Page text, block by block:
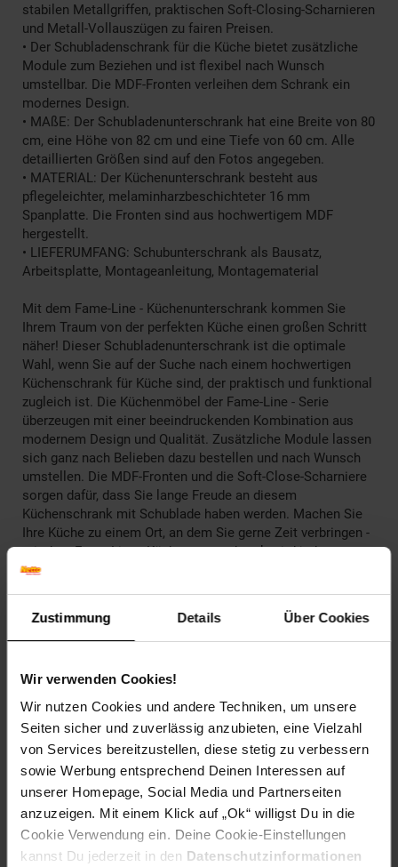
Zustimmung Details Über Cookies
Wir verwenden Cookies!
Wir nutzen Cookies und andere Techniken, um unsere
Seiten sicher und zuverlässig anzubieten, eine Vielzahl
von Services bereitzustellen, diese stetig zu verbessern
sowie Werbung entsprechend Deinen Interessen auf
unserer Homepage, Social Media und Partnerseiten
anzuzeigen. Mit einem Klick auf „Ok“ willigst Du in die
Cookie Verwendung ein. Deine Cookie-Einstellungen
kannst Du jederzeit in den Datenschutzinformationen
stabilen Metallgriffen, praktischen Soft-Closing-Scharnieren
und Metall-Vollauszügen zu fairen Preisen.
• Der Schubladenschrank für die Küche bietet zusätzliche
Module zum Beziehen und ist flexibel nach Wunsch
umstellbar. Die MDF-Fronten verleihen dem Schrank ein
modernes Design.
• MAßE: Der Schubladenunterschrank hat eine Breite von 80
cm, eine Höhe von 82 cm und eine Tiefe von 60 cm. Alle
detaillierten Größen sind auf den Fotos angegeben.
• MATERIAL: Der Küchenunterschrank besteht aus
pflegeleichter, melaminharzbeschichteter 16 mm
Spanplatte. Die Fronten sind aus hochwertigem MDF
hergestellt.
• LIEFERUMFANG: Schubunterschrank als Bausatz,
Arbeitsplatte, Montageanleitung, Montagematerial
Mit dem Fame-Line - Küchenunterschrank kommen Sie
Ihrem Traum von der perfekten Küche einen großen Schritt
näher! Dieser Schubladenunterschrank ist die optimale
Wahl, wenn Sie auf der Suche nach einem hochwertigen
Küchenschrank für Küche sind, der praktisch und funktional
zugleich ist. Die Küchenmöbel der Fame-Line - Serie
überzeugen mit einer beeindruckenden Kombination aus
modernem Design und Qualität. Zusätzliche Module lassen
sich ganz nach Belieben dazu bestellen und nach Wunsch
umstellen. Die MDF-Fronten und die Soft-Close-Scharniere
sorgen dafür, dass Sie lange Freude an diesem
Küchenschrank mit Schublade haben werden. Machen Sie
Ihre Küche zu einem Ort, an dem Sie gerne Zeit verbringen -
mit dem Fame-Line - Küchenunterschrank wird jeder
Kochabend zum Highlight!
Technische Daten
Korpus, Blende: Weiß
Front: Schwarz, gestreift
Arbeitsplatte: Marmor-Weiß
Maße
Schrank: 80 x 82 x 51,6 cm (BxHxT)
Arbeitsplatte: 80 x 2,8 x 60 cm (BxHxT)
Gewicht
45,65 kg